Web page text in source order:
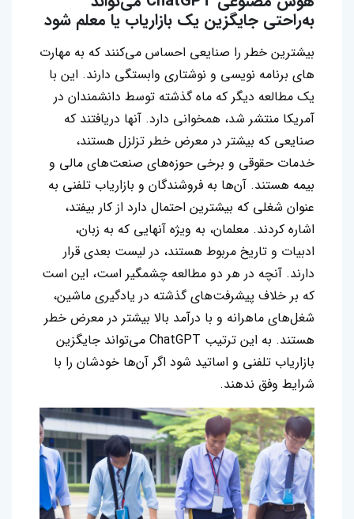
به‌راحتی جایگزین یک بازاریاب یا معلم شود
بیشترین خطر را صنایعی احساس می‌کنند که به مهارت
های برنامه نویسی و نوشتاری وابستگی دارند. این با
یک مطالعه دیگر که ماه گذشته توسط دانشمندان در
آمریکا منتشر شد، همخوانی دارد. آنها دریافتند که
صنایعی که بیشتر در معرض خطر تزلزل هستند،
خدمات حقوقی و برخی حوزه‌های صنعت‌های مالی و
بیمه هستند. آن‌ها به فروشندگان و بازاریاب تلفنی به
عنوان شغلی که بیشترین احتمال دارد از کار بیفتد،
اشاره کردند. معلمان، به ویژه آنهایی که به زبان،
ادبیات و تاریخ مربوط هستند، در لیست بعدی قرار
دارند. آنچه در هر دو مطالعه چشمگیر است، این است
که بر خلاف پیشرفت‌های گذشته در یادگیری ماشین،
شغل‌های ماهرانه و با درآمد بالا بیشتر در معرض خطر
هستند. به این ترتیب ChatGPT می‌تواند جایگزین
بازاریاب تلفنی و اساتید شود اگر آن‌ها خودشان را با
شرایط وفق ندهند.